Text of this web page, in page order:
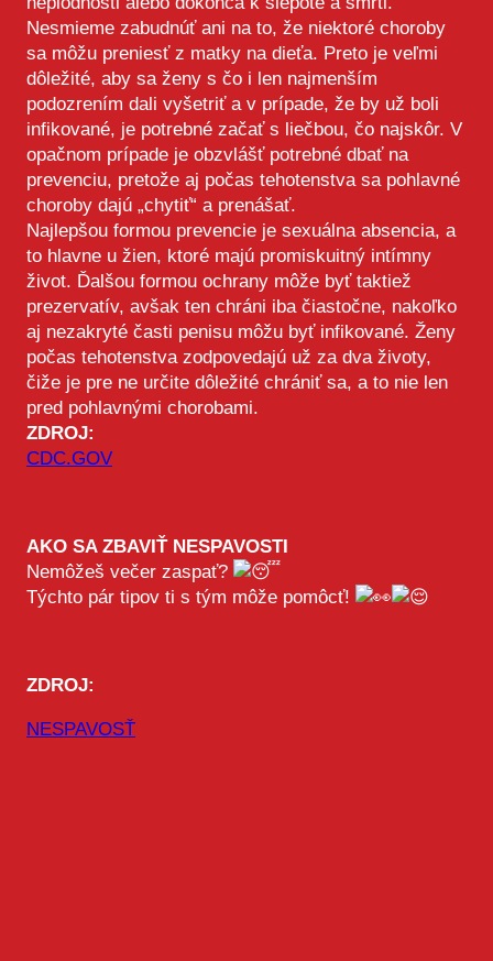
Nesmieme zabudnúť ani na to, že niektoré choroby
sa môžu preniesť z matky na dieťa. Preto je veľmi
dôležité, aby sa ženy s čo i len najmenším
podozrením dali vyšetriť a v prípade, že by už boli
infikované, je potrebné začať s liečbou, čo najskôr. V
opačnom prípade je obzvlášť potrebné dbať na
prevenciu, pretože aj počas tehotenstva sa pohlavné
choroby dajú „chytiť“ a prenášať.
Najlepšou formou prevencie je sexuálna absencia, a
to hlavne u žien, ktoré majú promiskuitný intímny
život. Ďalšou formou ochrany môže byť taktiež
prezervatív, avšak ten chráni iba čiastočne, nakoľko
aj nezakryté časti penisu môžu byť infikované. Ženy
počas tehotenstva zodpovedajú už za dva životy,
čiže je pre ne určite dôležité chrániť sa, a to nie len
pred pohlavnými chorobami.
ZDROJ:
CDC.GOV
AKO SA ZBAVIŤ NESPAVOSTI
Nemôžeš večer zaspať?
Týchto pár tipov ti s tým môže pomôcť!
ZDROJ:
NESPAVOSŤ